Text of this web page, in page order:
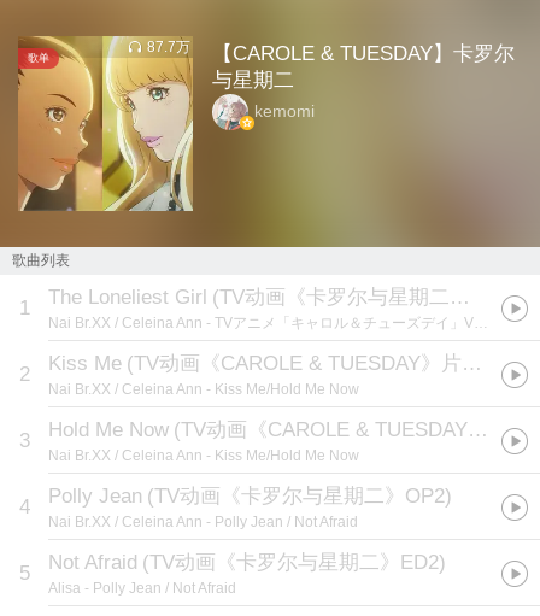
歌单
87.7万
【CAROLE & TUESDAY】卡罗尔
与星期二
kemomi
歌曲列表
1 The Loneliest Girl (TV动画《卡罗尔与星期二》第2、12集插曲
Nai Br.XX / Celeina Ann - TVアニメ「キャロル＆チューズデイ」VOCAL COLLECTION Vol.1
2 Kiss Me (TV动画《CAROLE & TUESDAY》片头曲 )
Nai Br.XX / Celeina Ann - Kiss Me/Hold Me Now
3 Hold Me Now (TV动画《CAROLE & TUESDAY》片尾曲:TVアニメ「キャロル＆チューズデイ」OPテーマ
Nai Br.XX / Celeina Ann - Kiss Me/Hold Me Now
4 Polly Jean (TV动画《卡罗尔与星期二》OP2)
Nai Br.XX / Celeina Ann - Polly Jean / Not Afraid
5 Not Afraid (TV动画《卡罗尔与星期二》ED2)
Alisa - Polly Jean / Not Afraid